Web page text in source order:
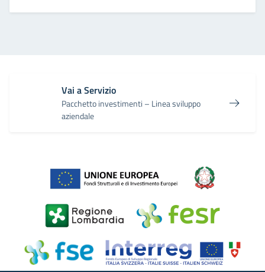
Vai a Servizio
Pacchetto investimenti – Linea sviluppo
aziendale